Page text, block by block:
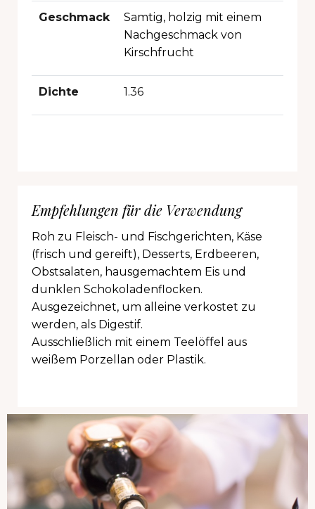
Geschmack Samtig, holzig mit einem
Nachgeschmack von
Kirschfrucht
Dichte 1.36
Empfehlungen für die Verwendung
Roh zu Fleisch- und Fischgerichten, Käse
(frisch und gereift), Desserts, Erdbeeren,
Obstsalaten, hausgemachtem Eis und
dunklen Schokoladenflocken.
Ausgezeichnet, um alleine verkostet zu
werden, als Digestif.
Ausschließlich mit einem Teelöffel aus
weißem Porzellan oder Plastik.